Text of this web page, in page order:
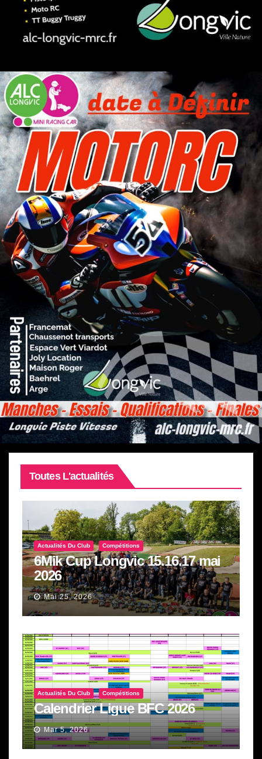
Toutes L'actualités
Actualités Du Club Compétitions
6Mik Cup Longvic 15.16.17 mai
2026
Mai 25, 2026
Actualités Du Club Compétitions
Calendrier Ligue BFC 2026
Mar 5, 2026